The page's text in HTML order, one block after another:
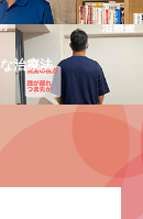
治療法